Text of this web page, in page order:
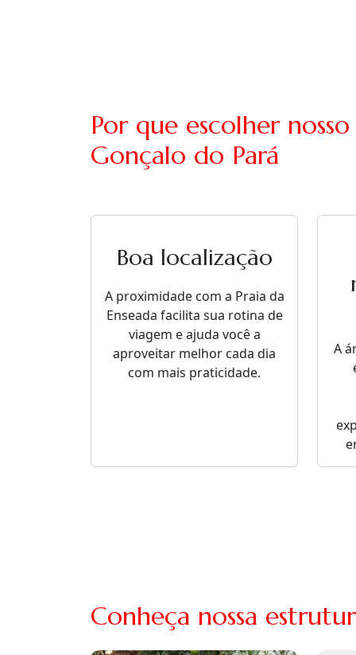
Por que escolher
Gonçalo do Pará
Boa localização
A proximidade com a Praia da
Enseada facilita sua rotina de
viagem e ajuda você a
aproveitar melhor cada dia
com mais praticidade.
A
Conheça nossa